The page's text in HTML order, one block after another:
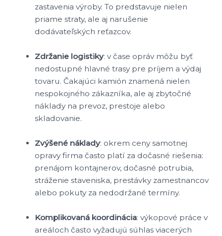
zastavenia výroby. To predstavuje nielen
priame straty, ale aj narušenie
dodávateľských reťazcov.
Zdržanie logistiky: v čase opráv môžu byť
nedostupné hlavné trasy pre príjem a výdaj
tovaru. Čakajúci kamión znamená nielen
nespokojného zákazníka, ale aj zbytočné
náklady na prevoz, prestoje alebo
skladovanie.
Zvýšené náklady: okrem ceny samotnej
opravy firma často platí za dočasné riešenia:
prenájom kontajnerov, dočasné potrubia,
stráženie staveniska, prestávky zamestnancov
alebo pokuty za nedodržané termíny.
Komplikovaná koordinácia: výkopové práce v
areáloch často vyžadujú súhlas viacerých